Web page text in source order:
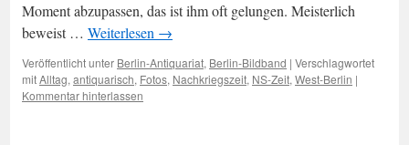
Moment abzupassen, das ist ihm oft gelungen. Meisterlich
beweist … Weiterlesen →
Veröffentlicht unter Berlin-Antiquariat, Berlin-Bildband | Verschlagwortet
mitAlltag, antiquarisch, Fotos, Nachkriegszeit, NS-Zeit, West-Berlin |
Kommentar hinterlassen